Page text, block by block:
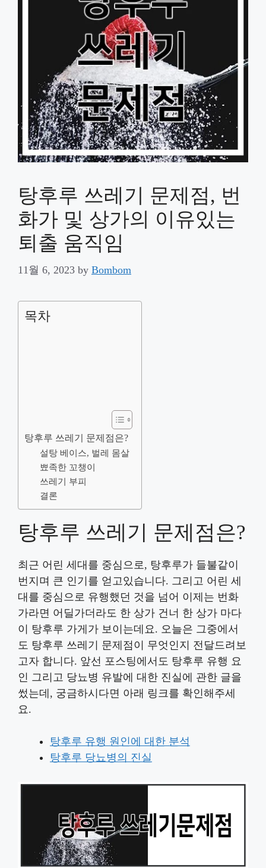
탕후루 쓰레기 문제점, 번
화가 및 상가의 이유있는
퇴출 움직임
11월 6, 2023 by Bombom
목차
탕후루 쓰레기 문제점은?
설탕 베이스, 벌레 몸살
뾰족한 꼬챙이
쓰레기 부피
결론
탕후루 쓰레기 문제점은?
최근 어린 세대를 중심으로, 탕후루가 들불같이
번지며 큰 인기를 얻고있습니다. 그리고 어린 세
대를 중심으로 유행했던 것을 넘어 이제는 번화
가라면 어딜가더라도 한 상가 건너 한 상가 마다
이 탕후루 가게가 보이는데요. 오늘은 그중에서
도 탕후루 쓰레기 문제점이 무엇인지 전달드려보
고자 합니다. 앞선 포스팅에서도 탕후루 유행 요
인 그리고 당뇨병 유발에 대한 진실에 관한 글을
썼는데, 궁금하시다면 아래 링크를 확인해주세
요.
탕후루 유행 원인에 대한 분석
탕후루 당뇨병의 진실